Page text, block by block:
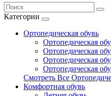
Категории
Ортопедическая обувь
Ортопедическая
Ортопедическая
Ортопедическая
Ортопедическая
Смотреть Все
Комфортная обувь